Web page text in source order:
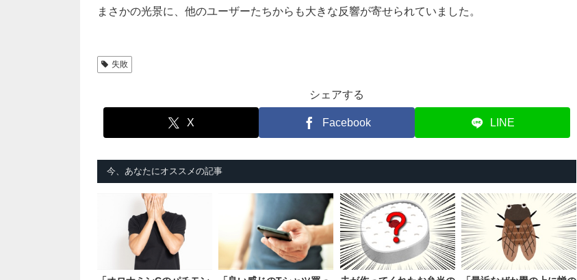
まさかの光景に、他のユーザーたちからも大きな反響が寄せられていました。
失敗
シェアする
X Facebook LINE
今、あなたにオススメの記事